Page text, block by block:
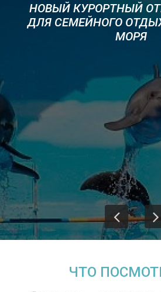
НОВЫЙ КУРОРТНЫЙ
ДЛЯ СЕМЕЙНОГО
МОРЯ
ЧТО